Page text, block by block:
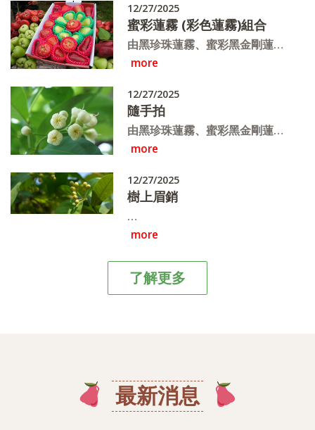
12/27/2025
蜜彩蓮霧 (彩色蓮霧)組合
由黑珍珠蓮霧、蜜彩黑金剛蓮
霧、白翠玉蓮霧、黑金條(飛彈)
巴掌蓮霧、白晶蓮霧等多種組合
而成的《驚艷組合彩色蓮霧禮
盒》一月中開始採收~
more
12/27/2025
隨手拍
由黑珍珠蓮霧、蜜彩黑金剛蓮
霧、白翠玉蓮霧、黑金條(飛彈)
巴掌蓮霧、白晶蓮霧等多種組合
盒》一月中開始採收~
more
12/27/2025
樹上眉銷
…
more
了解更多
最新消息